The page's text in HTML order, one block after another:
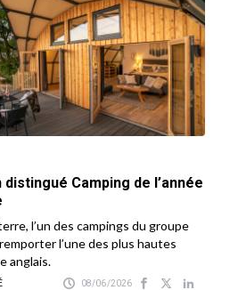
Camping de l’année
l’un des campings du groupe
l’une des plus hautes
anglais.
08/06/2026